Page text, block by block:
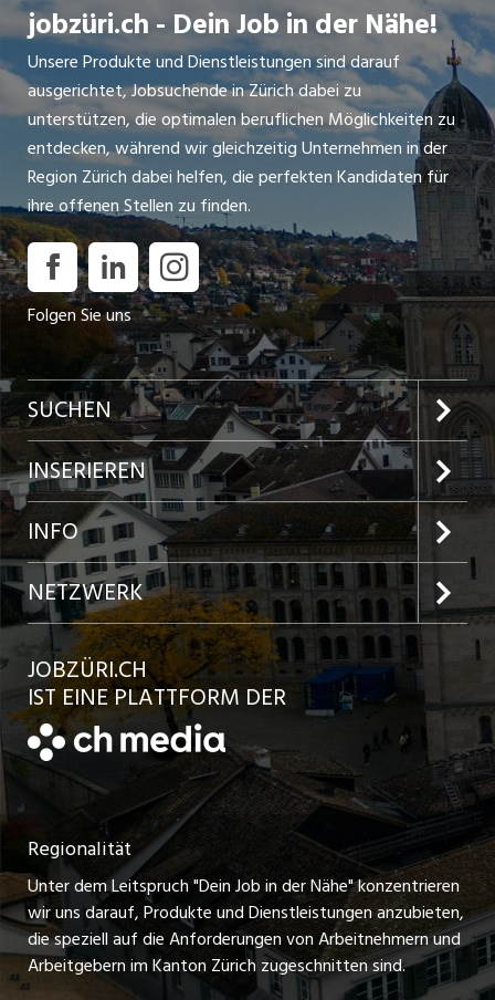
jobzüri.ch - Dein Job in der Nähe!
Unsere Produkte und Dienstleistungen sind darauf
ausgerichtet, Jobsuchende in Zürich dabei zu
unterstützen, die optimalen beruflichen Möglichkeiten zu
entdecken, während wir gleichzeitig Unternehmen in der
Region Zürich dabei helfen, die perfekten Kandidaten für
ihre offenen Stellen zu finden.
Folgen Sie uns
SUCHEN
Jobs im Kanton Zürich
Jobs in der Stadt Zürich
Jobs in der Stadt Winterthur
Jobs in der Stadt Bülach
Jobs in der Stadt Uster
Jobs in der Stadt Horgen
Festanstellungen
Temporäre Jobs
Freelance Jobs
Praktikum-Jobs
Lehrstellen
INSERIEREN
Preise und Leistungen
Inserat aufgeben
Kundenlogin
Schnittstelle
INFO
Team
Ratgeber
AGB
Datenschutzerklärung
Nutzungsbedingungen
Impressum
Stellenmeldepflicht
NETZWERK
jobbasel.ch
jobbern.ch
jobmittelland.ch
zentraljob.ch
myjob.ch
schaffu.ch (VS)
JOBZÜRI.CH
IST EINE PLATTFORM DER
Regionalität
Unter dem Leitspruch "Dein Job in der Nähe" konzentrieren
wir uns darauf, Produkte und Dienstleistungen anzubieten,
die speziell auf die Anforderungen von Arbeitnehmern und
Arbeitgebern im Kanton Zürich zugeschnitten sind.